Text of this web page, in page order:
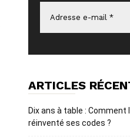
ARTICLES
Dix ans à table :
réinventé ses codes ?